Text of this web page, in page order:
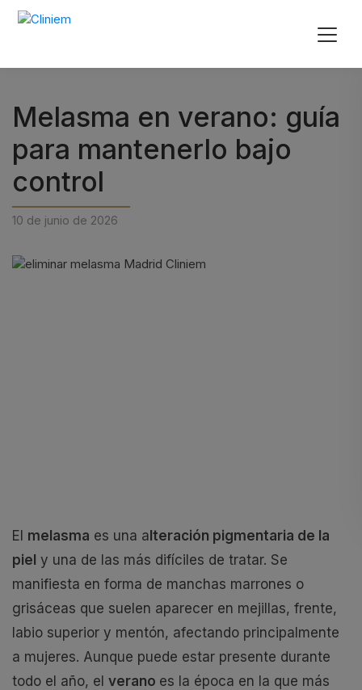
Melasma en verano: guía
para mantenerlo bajo
control
10 de junio de 2026
El melasma es una a lteración pigmentaria de la
piel y una de las más difíciles de tratar. Se
manifiesta en forma de manchas marrones o
grisáceas que suelen aparecer en mejillas, frente,
labio superior y mentón, afectando principalmente
a mujeres. Aunque puede estar presente durante
todo el año, el verano es la época en la que más